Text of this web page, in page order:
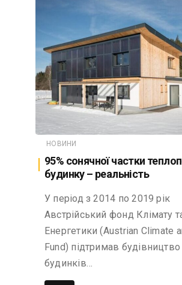
НОВИНИ
95% сонячної частки
будинку – реальність
У період з 2014 по 2019 рік
Австрійський фонд Клімату
Енергетики (Austrian Climate
Fund) підтримав
будинків…